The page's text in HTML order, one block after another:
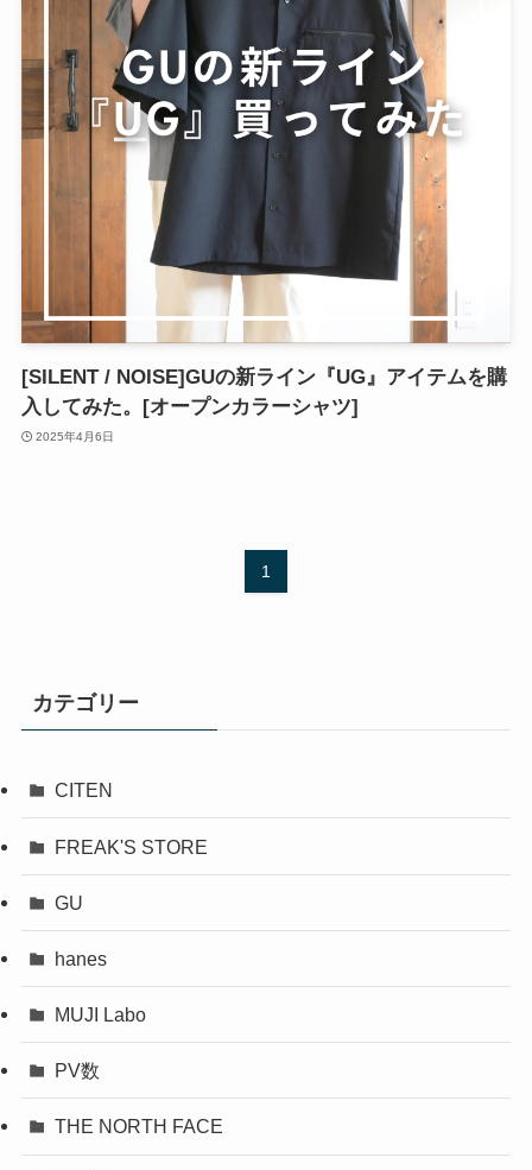
[SILENT / NOISE]GUの新ライン『UG』アイテムを購
入してみた。[オープンカラーシャツ]
2025年4月6日
1
カテゴリー
CITEN
FREAK'S STORE
GU
hanes
MUJI Labo
PV数
THE NORTH FACE